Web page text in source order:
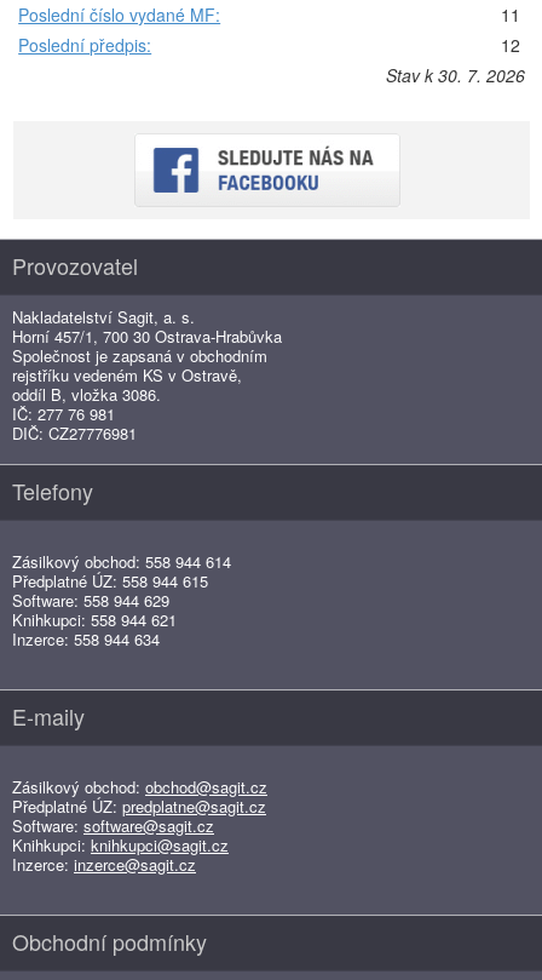
Poslední číslo vydané MF:
11
Poslední předpis:
12
Stav k 30. 7. 2026
Provozovatel
Nakladatelství Sagit, a. s.
Horní 457/1, 700 30 Ostrava-Hrabůvka
Společnost je zapsaná v obchodním
rejstříku vedeném KS v Ostravě,
oddíl B, vložka 3086.
IČ: 277 76 981
DIČ: CZ27776981
Telefony
Zásilkový obchod: 558 944 614
Předplatné ÚZ: 558 944 615
Software: 558 944 629
Knihkupci: 558 944 621
Inzerce: 558 944 634
E-maily
Zásilkový obchod: obchod@sagit.cz
Předplatné ÚZ: predplatne@sagit.cz
Software: software@sagit.cz
Knihkupci: knihkupci@sagit.cz
Inzerce: inzerce@sagit.cz
Obchodní podmínky